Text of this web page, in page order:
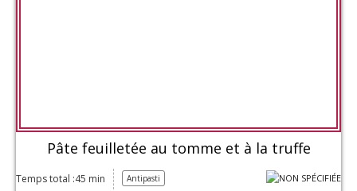
Pâte feuilletée au tomme et à la truffe
Temps total :45 min Antipasti